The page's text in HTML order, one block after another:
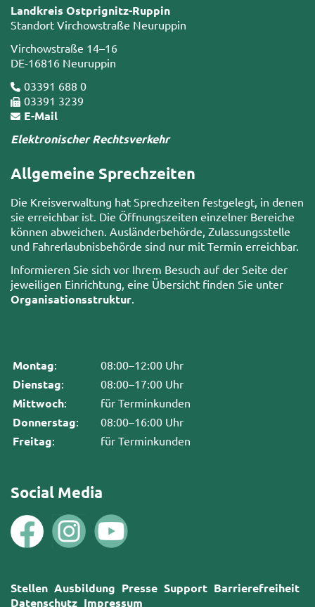
Landkreis Ostprignitz-Ruppin
Standort Virchowstraße Neuruppin
Virchowstraße 14–16
DE-16816 Neuruppin
03391 688 0
03391 3239
E-Mail
Elektronischer Rechtsverkehr
Allgemeine Sprechzeiten
Die Kreisverwaltung hat Sprechzeiten festgelegt, in denen
sie erreichbar ist. Die Öffnungszeiten einzelner Bereiche
können abweichen. Ausländerbehörde, Zulassungsstelle
und Fahrerlaubnisbehörde sind nur mit Termin erreichbar.
Informieren Sie sich vor Ihrem Besuch auf der Seite der
jeweiligen Einrichtung, eine Übersicht finden Sie unter
Organisationsstruktur.
Montag: 08:00–12:00 Uhr
Dienstag: 08:00–17:00 Uhr
Mittwoch: für Terminkunden
Donnerstag: 08:00–16:00 Uhr
Freitag: für Terminkunden
Social Media
Stellen Ausbildung Presse Support Barrierefreiheit
Datenschutz Impressum